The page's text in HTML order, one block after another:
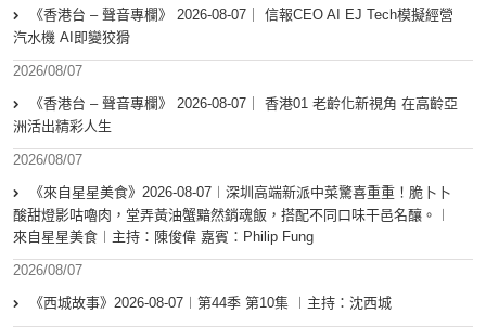
《香港台 – 聲音專欄》 2026-08-07｜ 信報CEO AI EJ Tech模擬經營
汽水機 AI即變狡猾
2026/08/07
《香港台 – 聲音專欄》 2026-08-07｜ 香港01 老齡化新視角 在高齡亞
洲活出精彩人生
2026/08/07
《來自星星美食》2026-08-07︱深圳高端新派中菜驚喜重重！脆卜卜
酸甜燈影咕嚕肉，堂弄黃油蟹黯然銷魂飯，搭配不同口味干邑名釀。︱
來自星星美食︱主持：陳俊偉 嘉賓：Philip Fung
2026/08/07
《西城故事》2026-08-07︱第44季 第10集 ︱主持：沈西城